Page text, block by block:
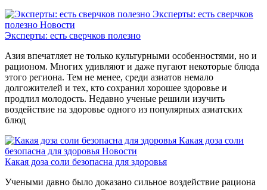
Эксперты: есть сверчков
полезно Новости
Эксперты: есть сверчков полезно
Азия впечатляет не только культурными особенностями, но и
рационом. Многих удивляют и даже пугают некоторые блюда
этого региона. Тем не менее, среди азиатов немало
долгожителей и тех, кто сохранил хорошее здоровье и
продлил молодость. Недавно ученые решили изучить
воздействие на здоровье одного из популярных азиатских
блюд
Какая доза соли
безопасна для здоровья Новости
Какая доза соли безопасна для здоровья
Учеными давно было доказано сильное воздействие рациона